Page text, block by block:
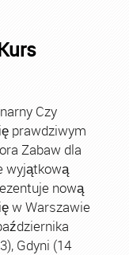
Czy
prawdziwym
Zabaw dla
wyjątkową
nową
w Warszawie
Gdyni (14